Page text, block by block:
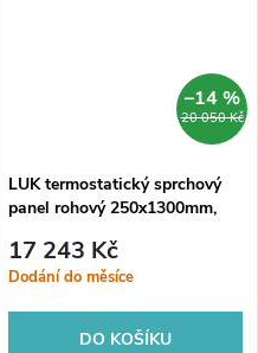
20 050 Kč
–14 %
LUK termostatický sprchový
panel rohový 250x1300mm,
17 243 Kč
Dodání do měsíce
DO KOŠÍKU